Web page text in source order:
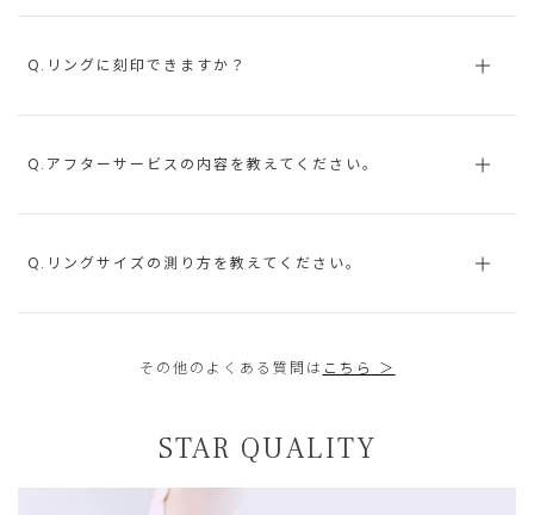
Q.リングに刻印できますか？
Q.アフターサービスの内容を教えてください。
Q.リングサイズの測り方を教えてください。
その他のよくある質問は こちら ＞
STAR QUALITY